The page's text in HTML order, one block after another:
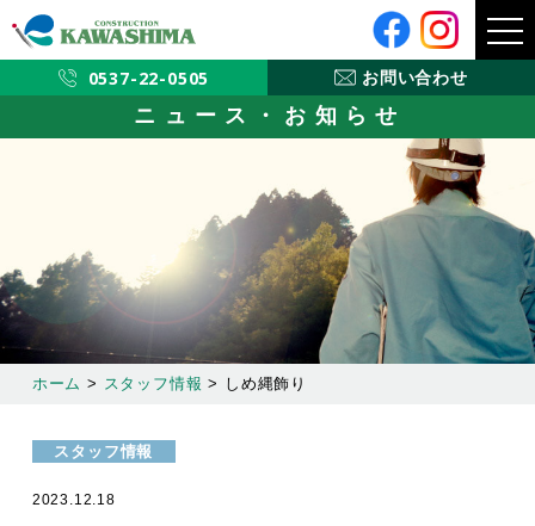
ニ
0537-22-0505 お問い合わせ
ニュース・お知らせ
ホーム > スタッフ情報 > しめ縄飾り
スタッフ情報
2023.12.18